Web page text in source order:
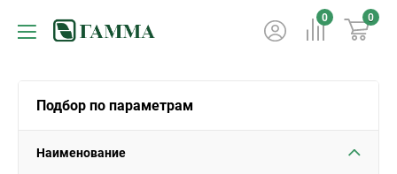
0 0
Подбор по параметрам
Наименование